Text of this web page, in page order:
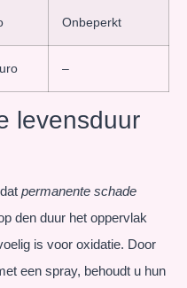
Onbeperkt
–
levensduur
permanente schade
den duur het oppervlak
is voor oxidatie. Door
een spray, behoudt u hun